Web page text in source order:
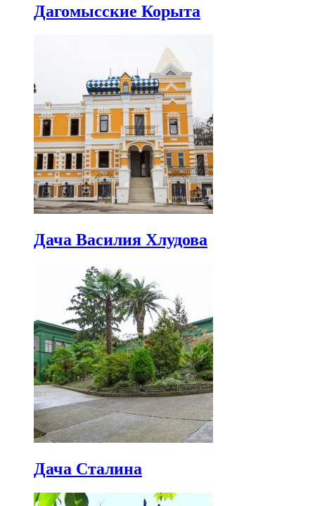
Дагомысские Корыта
Дача Василия Хлудова
Дача Сталина